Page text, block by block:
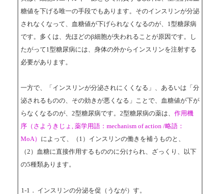
糖値を下げる唯一の手段でもあります。そのインスリンが分泌
されなくなって、血糖値が下げられなくなるのが、1型糖尿病
です。多くは、先ほどのβ細胞が失われることが原因です。し
たがって1型糖尿病には、身体の外からインスリンを注射する
必要があります。
一方で、「インスリンが分泌されにくくなる」、あるいは「分
泌されるものの、その効きが悪くなる」ことで、血糖値が下が
らなくなるのが、2型糖尿病です。2型糖尿病の薬は、 作用機
序（さようきじょ, 薬学用語：mechanism of action /略語：
MoA） によって、（1）インスリンの働きを補うものと、
（2）血糖に直接作用するもののに分けられ、ざっくり、以下
の5種類あります。
1-1． インスリンの分泌を促（うなが）す。